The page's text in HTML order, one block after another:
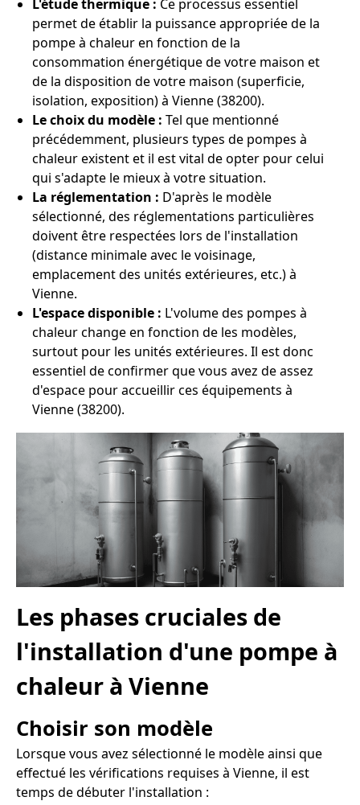
L'étude thermique : Ce processus essentiel
permet de établir la puissance appropriée de la
pompe à chaleur en fonction de la
consommation énergétique de votre maison et
de la disposition de votre maison (superficie,
isolation, exposition) à Vienne (38200).
Le choix du modèle : Tel que mentionné
précédemment, plusieurs types de pompes à
chaleur existent et il est vital de opter pour celui
qui s'adapte le mieux à votre situation.
La réglementation : D'après le modèle
sélectionné, des réglementations particulières
doivent être respectées lors de l'installation
(distance minimale avec le voisinage,
emplacement des unités extérieures, etc.) à
Vienne.
L'espace disponible : L'volume des pompes à
chaleur change en fonction de les modèles,
surtout pour les unités extérieures. Il est donc
essentiel de confirmer que vous avez de assez
d'espace pour accueillir ces équipements à
Vienne (38200).
Les phases cruciales de
l'installation d'une pompe à
chaleur à Vienne
Choisir son modèle
Lorsque vous avez sélectionné le modèle ainsi que
effectué les vérifications requises à Vienne, il est
temps de débuter l'installation :